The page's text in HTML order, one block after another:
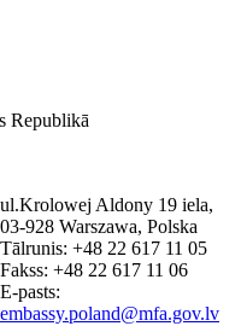
Republikā
ul.Krolowej Aldony 19 iela,
03-928 Warszawa, Polska
Tālrunis: +48 22 617 11 05
Fakss: +48 22 617 11 06
E-pasts:
embassy.poland@mfa.gov.lv